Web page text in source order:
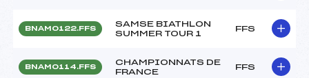
BNAM0122.FFS
SAMSE BIATHLON
SUMMER TOUR 1
FFS
BNAM0114.FFS
CHAMPIONNATS DE
FRANCE
FFS